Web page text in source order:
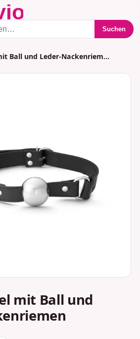
Suchen
Ball und Leder-Nackenriem…
mit Ball und